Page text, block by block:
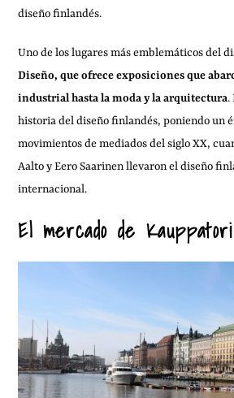
diseño finlandés.
Uno de los lugares más emblemáticos del
Diseño, que ofrece exposiciones que
industrial hasta la moda y la arquitectura.
historia del diseño finlandés, poniendo un
movimientos de mediados del siglo XX,
Aalto y Eero Saarinen llevaron el diseño
internacional.
El mercado de Kauppatori